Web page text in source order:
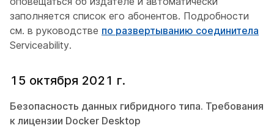
заполняется список его абонентов. Подробности
см. в руководстве по развертыванию соединитела
Serviceability.
15 октября 2021 г.
Безопасность данных гибридного типа. Требования
к лицензии Docker Desktop